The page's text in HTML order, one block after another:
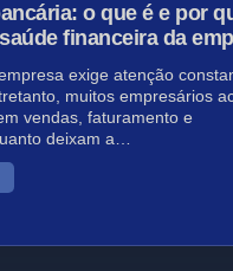
o que é e por
financeira da
exige atenção
muitos empresários
vendas, faturamento e
deixam a…